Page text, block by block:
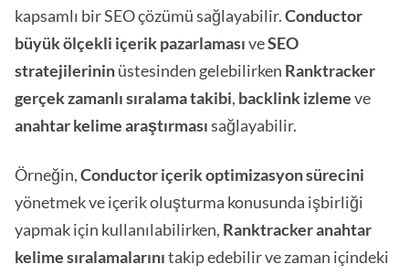
kapsamlı bir SEO çözümü sağlayabilir.Conductor
büyük ölçekli içerik pazarlamasıveSEO
stratejilerininüstesinden gelebilirken Ranktracker
gerçek zamanlı sıralama takibi, backlinkizlemeve
anahtar kelime araştırmasısağlayabilir.
Örneğin,Conductoriçerik optimizasyon sürecini
yönetmek ve içerik oluşturma konusunda işbirliği
yapmak için kullanılabilirken, Ranktrackeranahtar
kelime sıralamalarınıtakip edebilir ve zaman içindeki